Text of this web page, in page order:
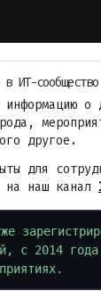
в ИТ-
о
другое.
для
на наш канал
с 2014